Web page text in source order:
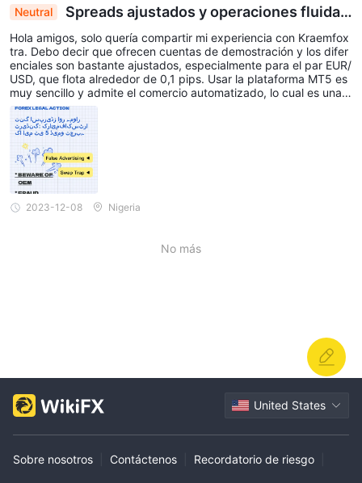
Neutral
Spreads ajustados y operaciones fluidas:
la demostración de MT5 de Kraemfoxtra impresi
ona a los traders minoristas
Hola amigos, solo quería compartir mi experiencia con Kraemfox
tra. Debo decir que ofrecen cuentas de demostración y los difer
enciales son bastante ajustados, especialmente para el par EUR/
USD, que flota alrededor de 0,1 pips. Usar la plataforma MT5 es
muy sencillo y admite el comercio automatizado, lo cual es una v
entaja. En general, una opción decente para los comerciantes mi
noristas.
2023-12-08 Nigeria
No más
United States
Sobre nosotros Contáctenos Recordatorio de riesgo